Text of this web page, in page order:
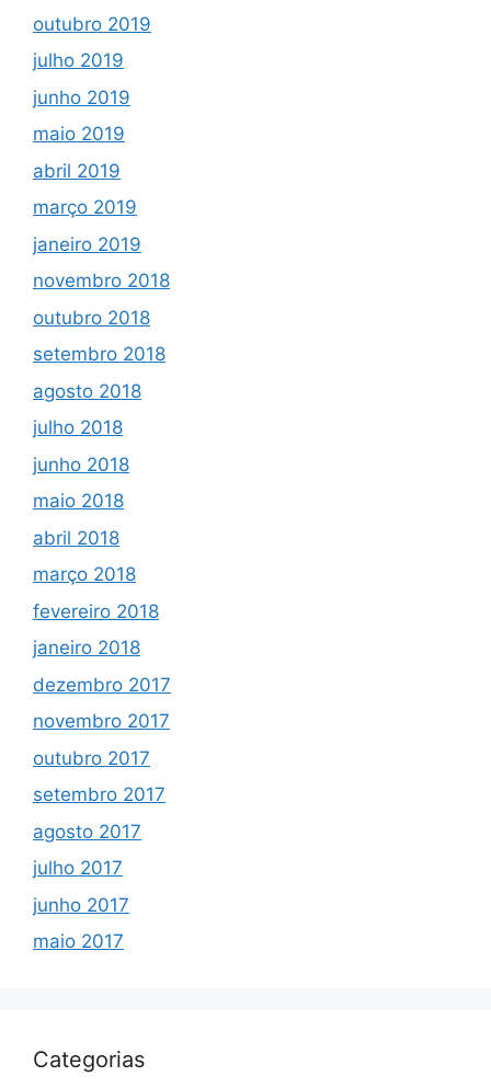
outubro 2019
julho 2019
junho 2019
maio 2019
abril 2019
março 2019
janeiro 2019
novembro 2018
outubro 2018
setembro 2018
agosto 2018
julho 2018
junho 2018
maio 2018
abril 2018
março 2018
fevereiro 2018
janeiro 2018
dezembro 2017
novembro 2017
outubro 2017
setembro 2017
agosto 2017
julho 2017
junho 2017
maio 2017
Categorias